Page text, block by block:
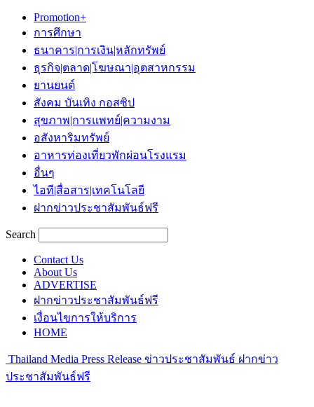
Promotion+
การศึกษา
ธนาคาร|การเงิน|หลักทรัพย์
ธุรกิจ|ตลาด|โฆษณา|อุตสาหกรรม
ยานยนต์
สังคม บันเทิง กอสซิป
สุขภาพ|การแพทย์|ความงาม
อสังหาริมทรัพย์
อาหารท่องเที่ยวพักผ่อนโรงแรม
อื่นๆ
ไอที|สื่อสาร|เทคโนโลยี
ฝากข่าวประชาสัมพันธ์ฟรี
Search
Contact Us
About Us
ADVERTISE
ฝากข่าวประชาสัมพันธ์ฟรี
เงื่อนไขการให้บริการ
HOME
Thailand Media Press Release ข่าวประชาสัมพันธ์ ฝากข่าว
ประชาสัมพันธ์ฟรี